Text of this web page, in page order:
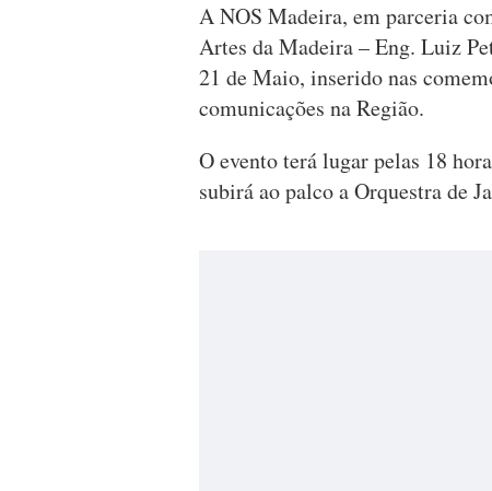
A NOS Madeira, em parceria
Artes da Madeira – Eng. Luiz
21 de Maio, inserido nas
comunicações na Região.
O evento terá lugar pelas 18
subirá ao palco a Orquestra de